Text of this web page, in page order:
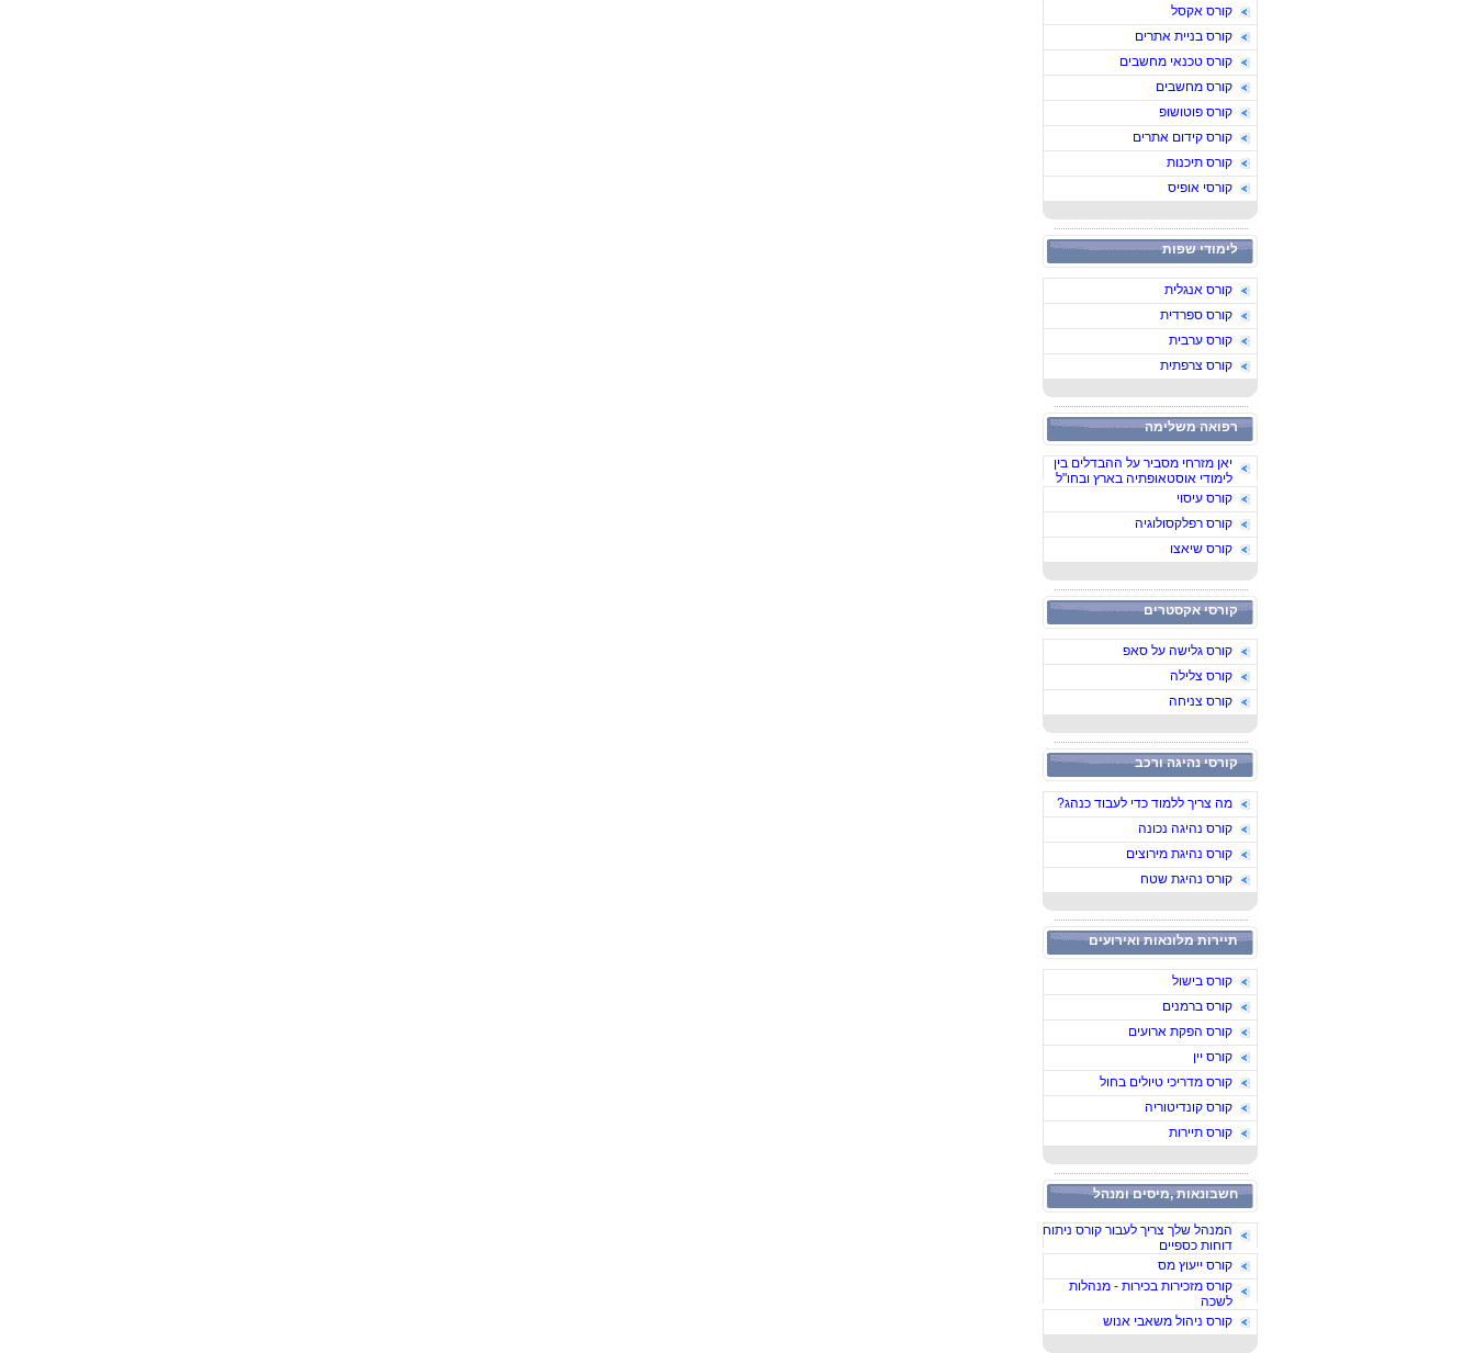
קורס אקסל
קורס בניית אתרים
קורס טכנאי מחשבים
קורס מחשבים
קורס פוטושופ
קורס קידום אתרים
קורס תיכנות
קורסי אופיס
לימודי שפות
קורס אנגלית
קורס ספרדית
קורס ערבית
קורס צרפתית
רפואה משלימה
יאן מזרחי מסביר על ההבדלים בין
לימודי אוסטאופתיה בארץ ובחו"ל
קורס עיסוי
קורס רפלקסולוגיה
קורס שיאצו
קורסי אקסטרים
קורס גלישה על סאפ
קורס צלילה
קורס צניחה
קורסי נהיגה ורכב
מה צריך ללמוד כדי לעבוד כנהג?
קורס נהיגה נכונה
קורס נהיגת מירוצים
קורס נהיגת שטח
תיירות מלונאות ואירועים
קורס בישול
קורס ברמנים
קורס הפקת ארועים
קורס יין
קורס מדריכי טיולים בחול
קורס קונדיטוריה
קורס תיירות
חשבונאות ,מיסים ומנהל
המנהל שלך צריך לעבור קורס ניתוח
דוחות כספיים
קורס ייעוץ מס
קורס מזכירות בכירות - מנהלות
לשכה
קורס ניהול משאבי אנוש